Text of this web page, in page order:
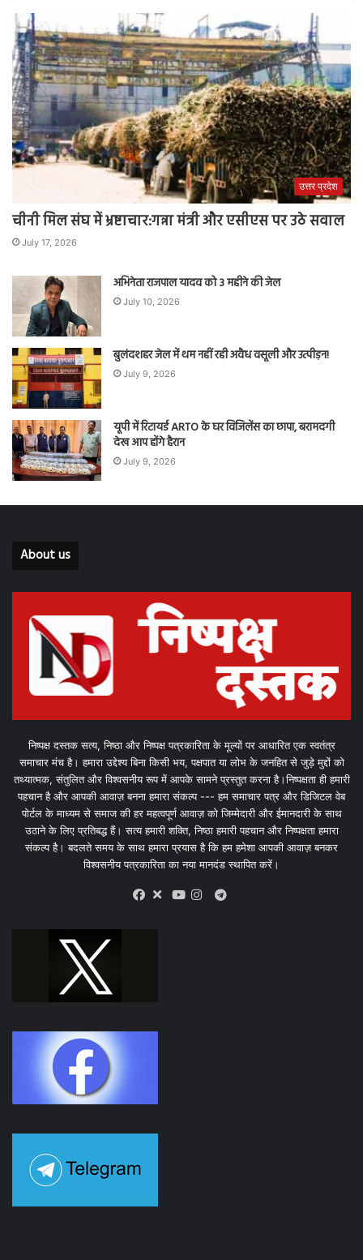
उत्तर प्रदेश
चीनी मिल संघ में भ्रष्टाचार:गन्ना मंत्री और एसीएस पर उठे सवाल
July 17, 2026
अभिनेता राजपाल यादव को 3 महीने की जेल
July 10, 2026
बुलंदशहर जेल में थम नहीं रही अवैध वसूली और उत्पीड़न!
July 9, 2026
यूपी में रिटायर्ड ARTO के घर विजिलेंस का छापा, बरामदगी
देख आप होंगे हैरान
July 9, 2026
About us
निष्पक्ष दस्तक सत्य, निष्ठा और निष्पक्ष पत्रकारिता के मूल्यों पर आधारित एक स्वतंत्र
समाचार मंच है। हमारा उद्देश्य बिना किसी भय, पक्षपात या लोभ के जनहित से जुड़े मुद्दों को
तथ्यात्मक, संतुलित और विश्वसनीय रूप में आपके सामने प्रस्तुत करना है।निष्पक्षता ही हमारी
पहचान है और आपकी आवाज़ बनना हमारा संकल्प --- हम समाचार पत्र और डिजिटल वेब
पोर्टल के माध्यम से समाज की हर महत्वपूर्ण आवाज़ को जिम्मेदारी और ईमानदारी के साथ
उठाने के लिए प्रतिबद्ध हैं। सत्य हमारी शक्ति, निष्ठा हमारी पहचान और निष्पक्षता हमारा
संकल्प है। बदलते समय के साथ हमारा प्रयास है कि हम हमेशा आपकी आवाज़ बनकर
विश्वसनीय पत्रकारिता का नया मानदंड स्थापित करें।
X
Telegram